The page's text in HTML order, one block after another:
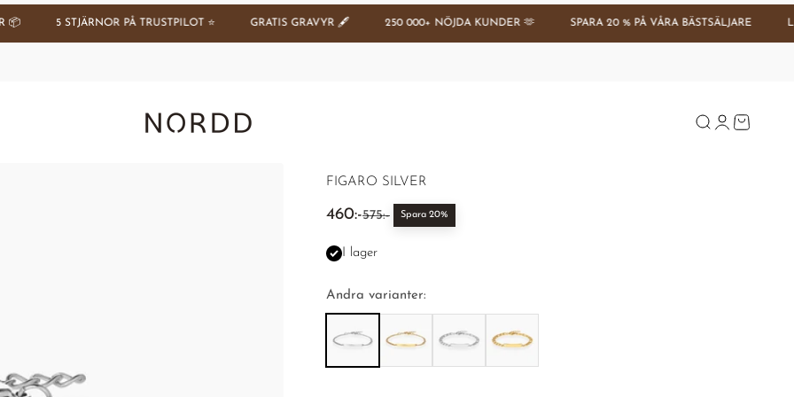
5 STJÄRNOR PÅ TRUSTPILOT ⭐️ GRATIS GRAVYR 🖋️ 250 000+ NÖJDA KUNDER 🫶 SPARA 20 % PÅ VÅRA BÄSTSÄLJARE
Nordd Copenhagen (SE) Öppna sök
Öppna
Öppna
FIGARO SILVER
REA-pris
460:-Pris
575:- Spara 20%
I lager
Andra varianter: